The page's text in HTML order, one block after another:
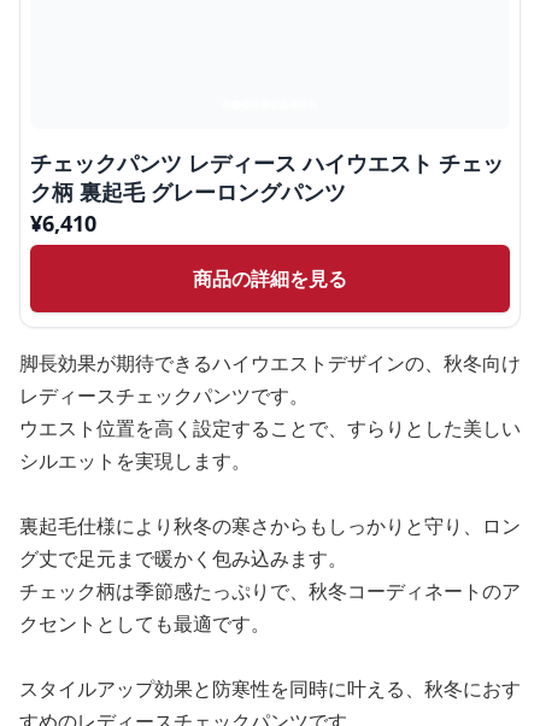
チェックパンツ レディース ハイウエスト チェッ
ク柄 裏起毛 グレーロングパンツ
¥6,410
商品の詳細を見る
脚長効果が期待できるハイウエストデザインの、秋冬向け
レディースチェックパンツです。
ウエスト位置を高く設定することで、すらりとした美しい
シルエットを実現します。
裏起毛仕様により秋冬の寒さからもしっかりと守り、ロン
グ丈で足元まで暖かく包み込みます。
チェック柄は季節感たっぷりで、秋冬コーディネートのア
クセントとしても最適です。
スタイルアップ効果と防寒性を同時に叶える、秋冬におす